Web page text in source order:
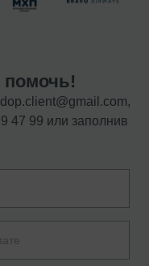
,
47 99 или заполнив